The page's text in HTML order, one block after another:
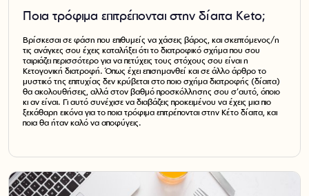
Ποια τρόφιμα επιτρέπονται στην δίαιτα Keto;
Βρίσκεσαι σε φάση που επιθυμείς να χάσεις βάρος, και σκεπτόμενος/η
τις ανάγκες σου έχεις καταλήξει ότι το διατροφικό σχήμα που σου
ταιριάζει περισσότερο για να πετύχεις τους στόχους σου είναι η
Κετογονική διατροφή. Όπως έχει επισημανθεί και σε άλλο άρθρο το
μυστικό της επιτυχίας δεν κρύβεται στο ποιο σχήμα διατροφής (δίαιτα)
θα ακολουθήσεις, αλλά στον βαθμό προσκόλλησης σου σ’αυτό, όποιο
κι αν είναι. Γι αυτό συνέχισε να διαβάζεις προκειμένου να έχεις μια πιο
ξεκάθαρη εικόνα για το ποια τρόφιμα επιτρέπονται στην Κέτο δίαιτα, και
ποια θα ήταν καλό να αποφύγεις.